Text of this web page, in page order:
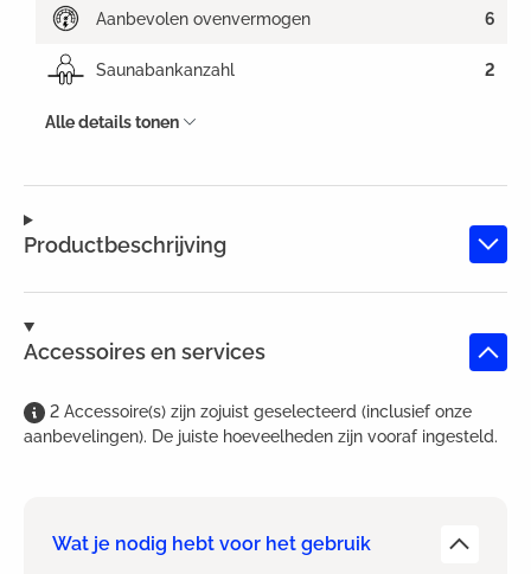
Productbeschrijving
Accessoires en services
2 Accessoire(s) zijn zojuist geselecteerd (inclusief onze
aanbevelingen). De juiste hoeveelheden zijn vooraf ingesteld.
Wat je nodig hebt voor het gebruik
Aanbevolen ovenvermogen 6
Saunabankanzahl 2
Alle details tonen